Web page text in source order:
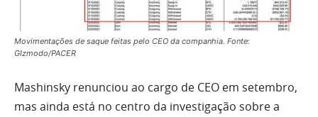
Movimentações de saque feitas pelo CEO da companhia. Fonte:
GIzmodo/PACER
Mashinsky renunciou ao cargo de CEO em setembro,
mas ainda está no centro da investigação sobre a